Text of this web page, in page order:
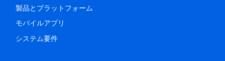
製品とプラットフォーム
モバイルアプリ
システム要件